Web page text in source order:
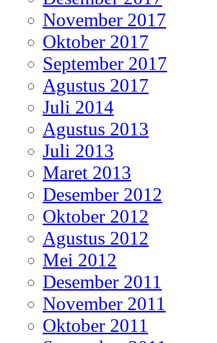
November 2017
Oktober 2017
September 2017
Agustus 2017
Juli 2014
Agustus 2013
Juli 2013
Maret 2013
Desember 2012
Oktober 2012
Agustus 2012
Mei 2012
Desember 2011
November 2011
Oktober 2011